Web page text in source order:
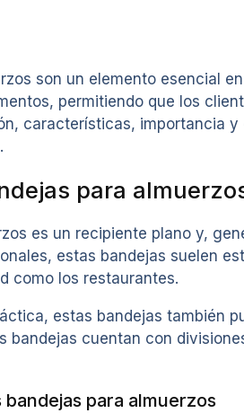
son un elemento esencial
permitiendo que los
características, importancia
para
es un recipiente plano y,
estas bandejas suelen
como los restaurantes.
estas bandejas también
bandejas cuentan con
para almuerzos